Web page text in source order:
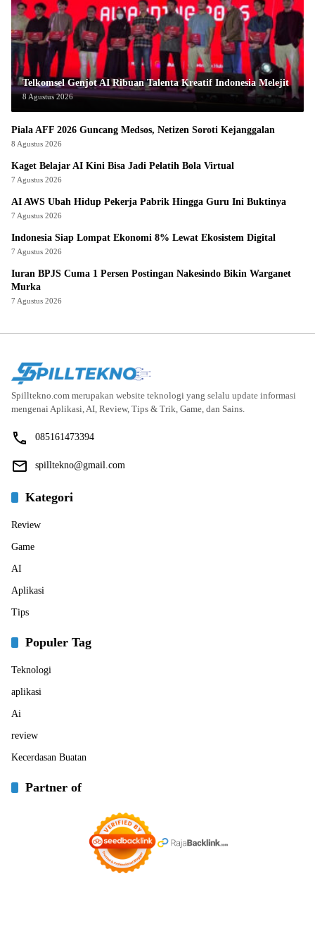
Telkomsel Genjot AI Ribuan Talenta Kreatif Indonesia Melejit
8 Agustus 2026
Piala AFF 2026 Guncang Medsos, Netizen Soroti Kejanggalan
8 Agustus 2026
Kaget Belajar AI Kini Bisa Jadi Pelatih Bola Virtual
7 Agustus 2026
AI AWS Ubah Hidup Pekerja Pabrik Hingga Guru Ini Buktinya
7 Agustus 2026
Indonesia Siap Lompat Ekonomi 8% Lewat Ekosistem Digital
7 Agustus 2026
Iuran BPJS Cuma 1 Persen Postingan Nakesindo Bikin Warganet
Murka
7 Agustus 2026
Spilltekno.com merupakan website teknologi yang selalu update informasi
mengenai Aplikasi, AI, Review, Tips & Trik, Game, dan Sains.
085161473394
spilltekno@gmail.com
Kategori
Review
Game
AI
Aplikasi
Tips
Populer Tag
Teknologi
aplikasi
Ai
review
Kecerdasan Buatan
Partner of